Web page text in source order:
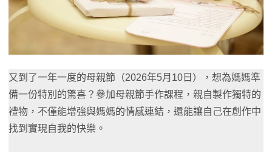
又到了一年一度的母親節（2026年5月10日），想為媽媽準
備一份特別的驚喜？參加母親節手作課程，親自製作獨特的
禮物，不僅能增強與媽媽的情感連結，還能讓自己在創作中
找到實現自我的快樂。